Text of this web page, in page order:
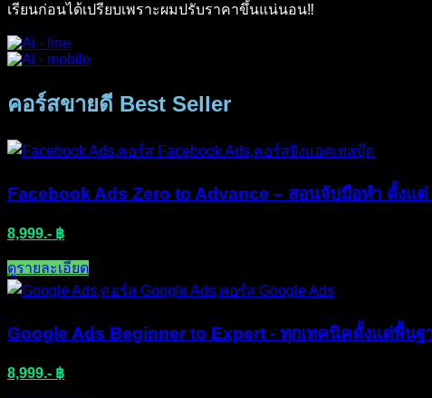
เรียนก่อนได้เปรียบเพราะผมปรับราคาขึ้นแน่นอน‼️
คอร์สขายดี Best Seller
Facebook Ads Zero to Advance – สอนจับมือทำ ตั้งแต่
8,999.- ฿
ดูรายละเอียด​
Google Ads Beginner to Expert - ทุกเทคนิคตั้งแต่พื้นฐ
8,999.- ฿